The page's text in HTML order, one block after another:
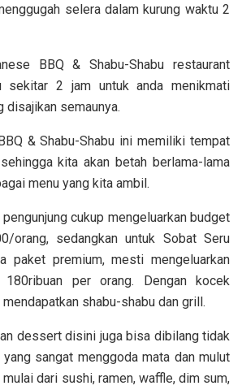
selera dalam kurung waktu 2
BBQ & Shabu-Shabu restaurant
sekitar 2 jam untuk anda menikmati
disajikan semaunya.
& Shabu-Shabu ini memiliki tempat
kita akan betah berlama-lama
menu yang kita ambil.
cukup mengeluarkan budget
orang, sedangkan untuk Sobat Seru
paket premium, mesti mengeluarkan
per orang. Dengan kocek
shabu-shabu dan grill.
dessert disini juga bisa dibilang tidak
yang sangat menggoda mata dan mulut
dari sushi, ramen, waffle, dim sum,